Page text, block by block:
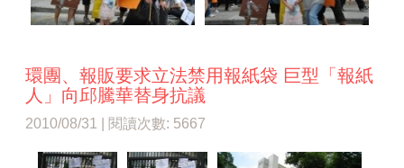
環團、報販要求立法禁用報紙袋 巨型「報紙
人」向邱騰華替身抗議
2010/08/31 | 閱讀次數: 5667